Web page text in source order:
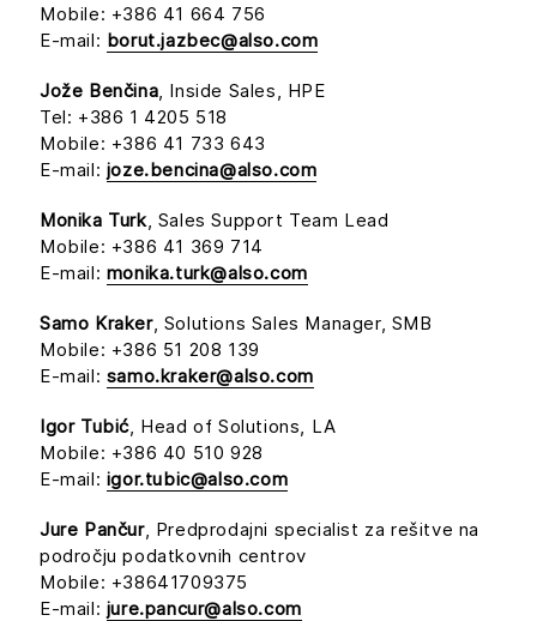
Mobile: +386 41 664 756
E-mail: borut.jazbec@also.com
Jože Benčina, Inside Sales, HPE
Tel: +386 1 4205 518
Mobile: +386 41 733 643
E-mail: joze.bencina@also.com
Monika Turk, Sales Support Team Lead
Mobile: +386 41 369 714
E-mail: monika.turk@also.com
Samo Kraker, Solutions Sales Manager, SMB
Mobile: +386 51 208 139
E-mail: samo.kraker@also.com
Igor Tubić, Head of Solutions, LA
Mobile: +386 40 510 928
E-mail: igor.tubic@also.com
Jure Pančur, Predprodajni specialist za rešitve na
področju podatkovnih centrov
Mobile: +38641709375
E-mail: jure.pancur@also.com